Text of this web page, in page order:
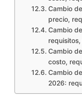
Cambio
precio,
Cambio
Cambio
costo,
Cambio
2026: